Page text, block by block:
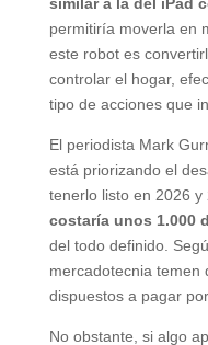
permitiría moverla en
este robot es
controlar el hogar,
tipo de acciones que
El periodista Mark
está priorizando el
tenerlo listo en 2026 y
costaría unos 1.000
del todo definido.
mercadotecnia temen
dispuestos a pagar
No obstante, si algo